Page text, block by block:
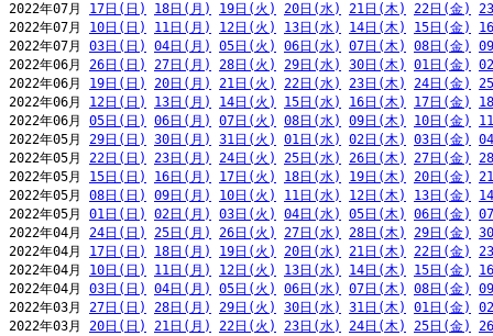
2022年07月 17日(日) 18日(月) 19日(火) 20日(水) 21日(木) 22日(金)
2022年07月 10日(日) 11日(月) 12日(火) 13日(水) 14日(木) 15日(金)
2022年07月 03日(日) 04日(月) 05日(火) 06日(水) 07日(木) 08日(金)
2022年06月 26日(日) 27日(月) 28日(火) 29日(水) 30日(木) 01日(金)
2022年06月 19日(日) 20日(月) 21日(火) 22日(水) 23日(木) 24日(金)
2022年06月 12日(日) 13日(月) 14日(火) 15日(水) 16日(木) 17日(金)
2022年06月 05日(日) 06日(月) 07日(火) 08日(水) 09日(木) 10日(金)
2022年05月 29日(日) 30日(月) 31日(火) 01日(水) 02日(木) 03日(金)
2022年05月 22日(日) 23日(月) 24日(火) 25日(水) 26日(木) 27日(金)
2022年05月 15日(日) 16日(月) 17日(火) 18日(水) 19日(木) 20日(金)
2022年05月 08日(日) 09日(月) 10日(火) 11日(水) 12日(木) 13日(金)
2022年05月 01日(日) 02日(月) 03日(火) 04日(水) 05日(木) 06日(金)
2022年04月 24日(日) 25日(月) 26日(火) 27日(水) 28日(木) 29日(金)
2022年04月 17日(日) 18日(月) 19日(火) 20日(水) 21日(木) 22日(金)
2022年04月 10日(日) 11日(月) 12日(火) 13日(水) 14日(木) 15日(金)
2022年04月 03日(日) 04日(月) 05日(火) 06日(水) 07日(木) 08日(金)
2022年03月 27日(日) 28日(月) 29日(火) 30日(水) 31日(木) 01日(金)
2022年03月 20日(日) 21日(月) 22日(火) 23日(水) 24日(木) 25日(金)